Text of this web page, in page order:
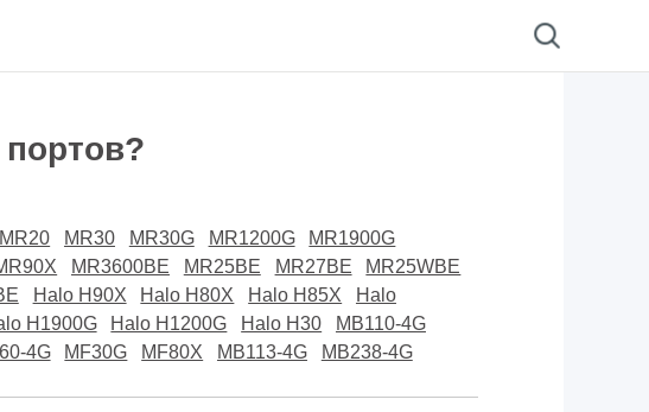
MR20 MR30 MR30G MR1200G
MR1900G
MR3600BE MR25BE MR27BE
MR25WBE
Halo H90X Halo H80X Halo H85X
Halo
H1900G Halo H1200G Halo H30
MB110-4G
4G MF30G MF80X MB113-4G MB238-4G